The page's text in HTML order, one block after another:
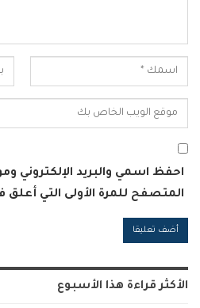
احفظ اسمي والبريد الإلكتروني
المتصفح للمرة الأولى التي أعلق
الأكثر قراءة هذا الأسبوع